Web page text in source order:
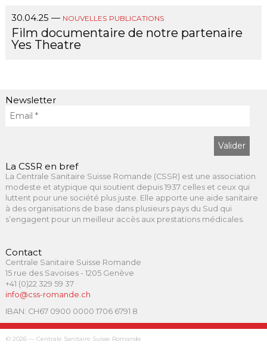
30.04.25 — NOUVELLES PUBLICATIONS
Film documentaire de notre partenaire
Yes Theatre
Newsletter
La CSSR en bref
La Centrale Sanitaire Suisse Romande (CSSR) est une association
modeste et atypique qui soutient depuis 1937 celles et ceux qui
luttent pour une société plus juste. Elle apporte une aide sanitaire
à des organisations de base dans plusieurs pays du Sud qui
s’engagent pour un meilleur accès aux prestations médicales.
Contact
Centrale Sanitaire Suisse Romande
15 rue des Savoises - 1205 Genève
+41 (0)22 329 59 37
info@css-romande.ch
IBAN: CH67 0900 0000 1706 6791 8
© 2026 — Centrale Sanitaire Suisse Romande